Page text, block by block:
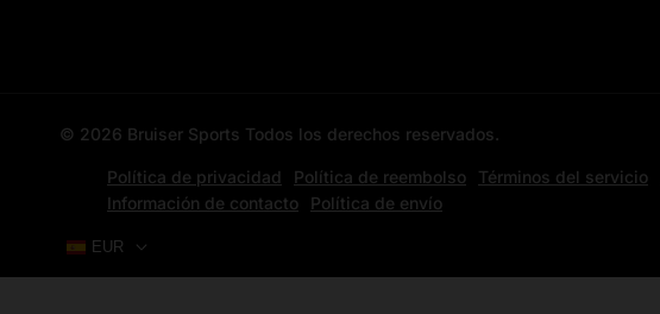
© 2026 Bruiser Sports Todos los derechos reservados.
Política de privacidad Política de reembolso Términos del servicio
Información de contacto
Política de envío
EUR